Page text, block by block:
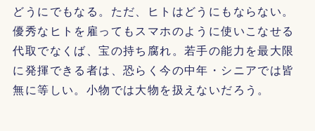
どうにでもなる。ただ、ヒトはどうにもならない。
優秀なヒトを雇ってもスマホのように使いこなせる
代取でなくば、宝の持ち腐れ。若手の能力を最大限
に発揮できる者は、恐らく今の中年・シニアでは皆
無に等しい。小物では大物を扱えないだろう。